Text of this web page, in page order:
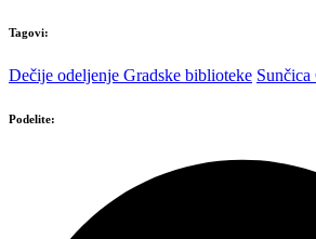
Tagovi:
Dečije odeljenje Gradske biblioteke
Podelite: